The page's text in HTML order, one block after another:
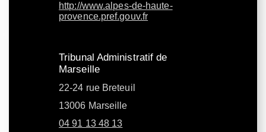
http://www.alpes-de-haute-
provence.pref.gouv.fr
Tribunal Administratif de
Marseille
22-24 rue Breteuil
13006 Marseille
04 91 13 48 13